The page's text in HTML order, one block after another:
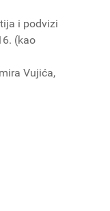
i podvizi
(kao
Vujića,